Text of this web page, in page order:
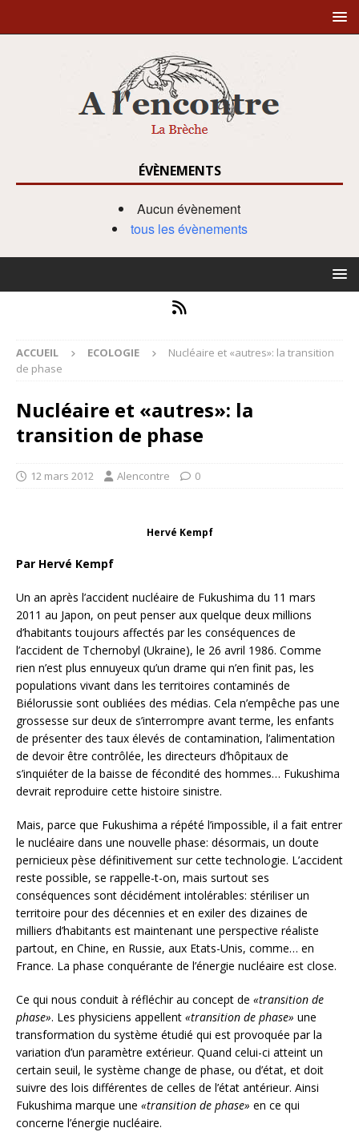
ÉVÈNEMENTS
Aucun évènement
tous les évènements
ACCUEIL ECOLOGIE
Nucléaire et «autres»: la transition
de phase
Nucléaire et «autres»: la
transition de phase
12 mars 2012 Alencontre 0
Hervé Kempf
Par Hervé Kempf
Un an après l’accident nucléaire de Fukushima du 11 mars
2011 au Japon, on peut penser aux quelque deux millions
d’habitants toujours affectés par les conséquences de
l’accident de Tchernobyl (Ukraine), le 26 avril 1986. Comme
rien n’est plus ennuyeux qu’un drame qui n’en finit pas, les
populations vivant dans les territoires contaminés de
Biélorussie sont oubliées des médias. Cela n’empêche pas une
grossesse sur deux de s’interrompre avant terme, les enfants
de présenter des taux élevés de contamination, l’alimentation
de devoir être contrôlée, les directeurs d’hôpitaux de
s’inquiéter de la baisse de fécondité des hommes… Fukushima
devrait reproduire cette histoire sinistre.
Mais, parce que Fukushima a répété l’impossible, il a fait entrer
le nucléaire dans une nouvelle phase: désormais, un doute
pernicieux pèse définitivement sur cette technologie. L’accident
reste possible, se rappelle-t-on, mais surtout ses
conséquences sont décidément intolérables: stériliser un
territoire pour des décennies et en exiler des dizaines de
milliers d’habitants est maintenant une perspective réaliste
partout, en Chine, en Russie, aux Etats-Unis, comme… en
France. La phase conquérante de l’énergie nucléaire est close.
Ce qui nous conduit à réfléchir au concept de «transition de
phase». Les physiciens appellent «transition de phase» une
transformation du système étudié qui est provoquée par la
variation d’un paramètre extérieur. Quand celui-ci atteint un
certain seuil, le système change de phase, ou d’état, et doit
suivre des lois différentes de celles de l’état antérieur. Ainsi
Fukushima marque une «transition de phase» en ce qui
concerne l’énergie nucléaire.